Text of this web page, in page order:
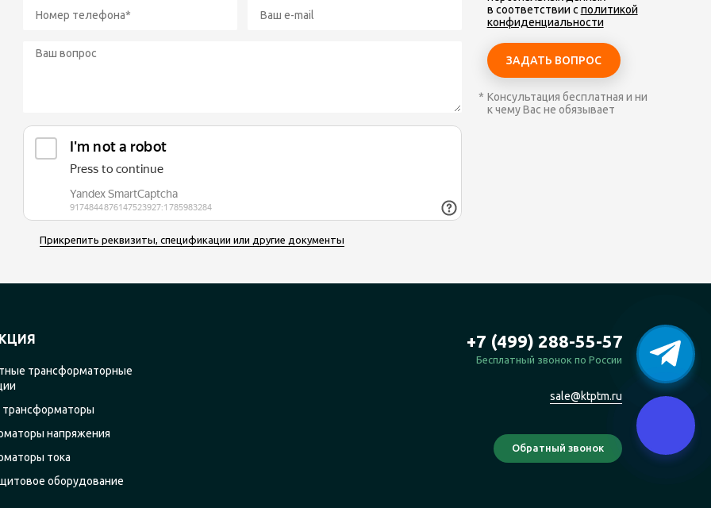
Прикрепить реквизиты, спецификации или другие документы
в соответствии с политикой
конфиденциальности
Консультация бесплатная и ни
к чему Вас не обязывает
+7 (499) 288-55-57
Бесплатный звонок по России
sale@ktptm.ru
трансформаторные
напряжения
тока
оборудование